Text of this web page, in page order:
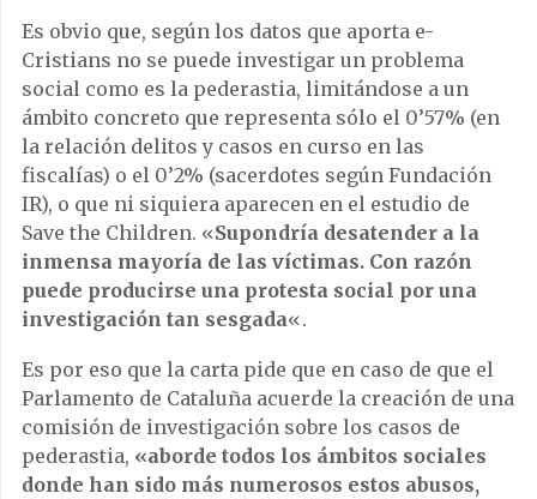
Es obvio que, según los datos que aporta e-
Cristians no se puede investigar un problema
social como es la pederastia, limitándose a un
ámbito concreto que representa sólo el 0’57% (en
la relación delitos y casos en curso en las
fiscalías) o el 0’2% (sacerdotes según Fundación
IR), o que ni siquiera aparecen en el estudio de
Save the Children. «Supondría desatender a la
inmensa mayoría de las víctimas. Con razón
puede producirse una protesta social por una
investigación tan sesgada«.
Es por eso que la carta pide que en caso de que el
Parlamento de Cataluña acuerde la creación de una
comisión de investigación sobre los casos de
pederastia, «aborde todos los ámbitos sociales
donde han sido más numerosos estos abusos,